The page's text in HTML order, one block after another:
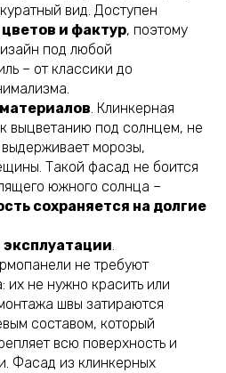
вид. Доступен
и фактур, поэтому
под любой
– от классики до
. Клинкерная
выцветанию под солнцем, не
выдерживает морозы,
Такой фасад не боится
южного солнца –
сохраняется на долгие
эксплуатации.
не требуют
их не нужно красить или
швы затираются
составом, который
всю поверхность и
Фасад из клинкерных